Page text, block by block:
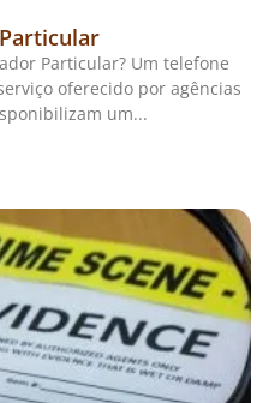
Particular? Um telefone
oferecido por agências
um